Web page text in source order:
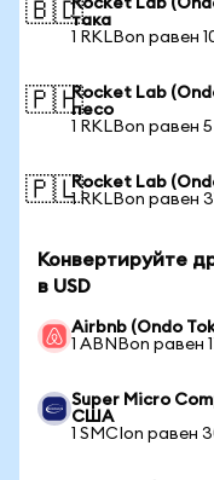
🇧🇩Rocket Lab
така
1 RKLBon равен
🇵🇭Rocket Lab
песо
1 RKLBon равен
🇵🇱Rocket Lab
1 RKLBon равен
Конвертируйте
в USD
Airbnb (Ondo
1 ABNBon равен
Super Micro
США
1 SMCIon равен